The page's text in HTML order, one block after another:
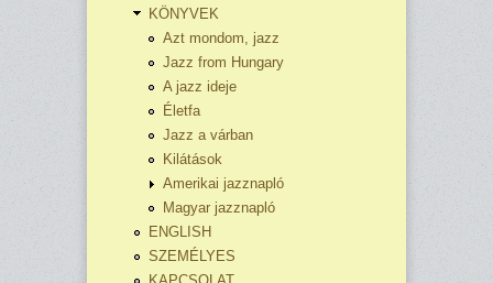
KÖNYVEK
Azt mondom, jazz
Jazz from Hungary
A jazz ideje
Életfa
Jazz a várban
Kilátások
Amerikai jazznapló
Magyar jazznapló
ENGLISH
SZEMÉLYES